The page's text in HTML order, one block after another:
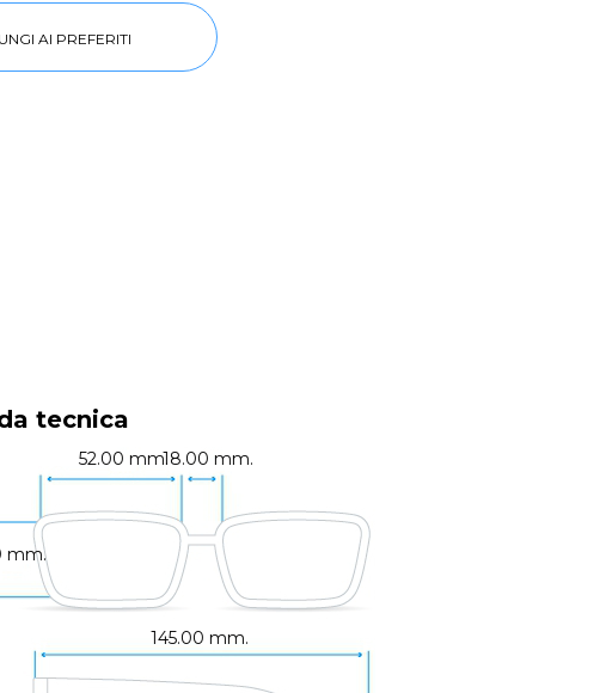
AI PREFERITI
tecnica
52.00 mm.18.00 mm.
145.00 mm.
mm.